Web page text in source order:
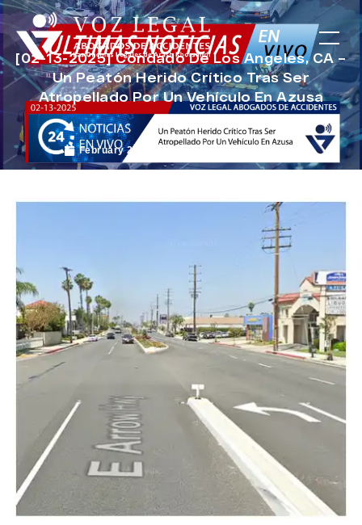
[02-13-2025] Condado De Los Angeles, CA –
Un Peatón Herido Crítico Tras Ser
Atropellado Por Un Vehículo En Azusa
February 27, 2025